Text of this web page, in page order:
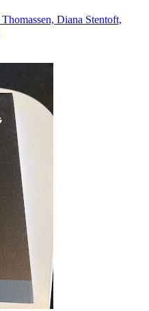
Diana Stentoft,